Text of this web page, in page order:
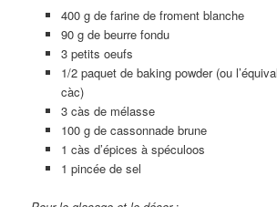
400 g de farine de froment blanche
90 g de beurre fondu
3 petits oeufs
1/2 paquet de baking powder (ou
càc)
3 càs de mélasse
100 g de cassonnade brune
1 càs d’épices à spéculoos
1 pincée de sel